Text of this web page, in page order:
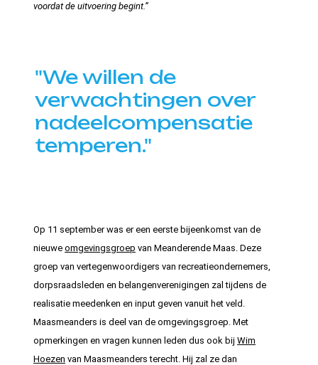
voordat de uitvoering begint.”
"We willen de
verwachtingen over
nadeelcompensatie
temperen."
Op 11 september was er een eerste bijeenkomst van de
nieuweomgevingsgroep van Meanderende Maas. Deze
groep van vertegenwoordigers van recreatieondernemers,
dorpsraadsleden en belangenverenigingen zal tijdens de
realisatie meedenken en input geven vanuit het veld.
Maasmeanders is deel van de omgevingsgroep. Met
opmerkingen en vragen kunnen leden dus ook bijWim
Hoezen van Maasmeanders terecht. Hij zal ze dan